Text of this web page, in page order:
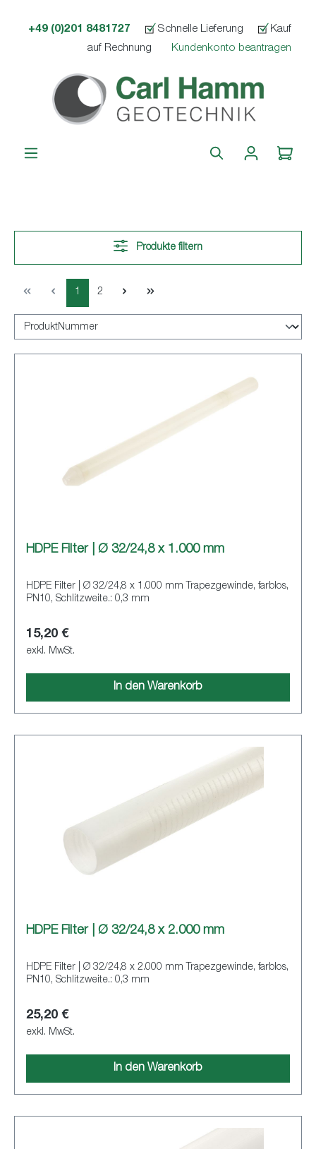
+49 (0)201 8481727 Schnelle Lieferung
Kauf
auf Rechnung
Kundenkonto beantragen
Produkte filtern
1 2
HDPE Filter | Ø 32/24,8 x 1.000 mm
HDPE Filter | Ø 32/24,8 x 1.000 mm Trapezgewinde, farblos,
PN10, Schlitzweite.: 0,3 mm
15,20 €
exkl. MwSt.
In den Warenkorb
HDPE Filter | Ø 32/24,8 x 2.000 mm
HDPE Filter | Ø 32/24,8 x 2.000 mm Trapezgewinde, farblos,
PN10, Schlitzweite.: 0,3 mm
25,20 €
exkl. MwSt.
In den Warenkorb